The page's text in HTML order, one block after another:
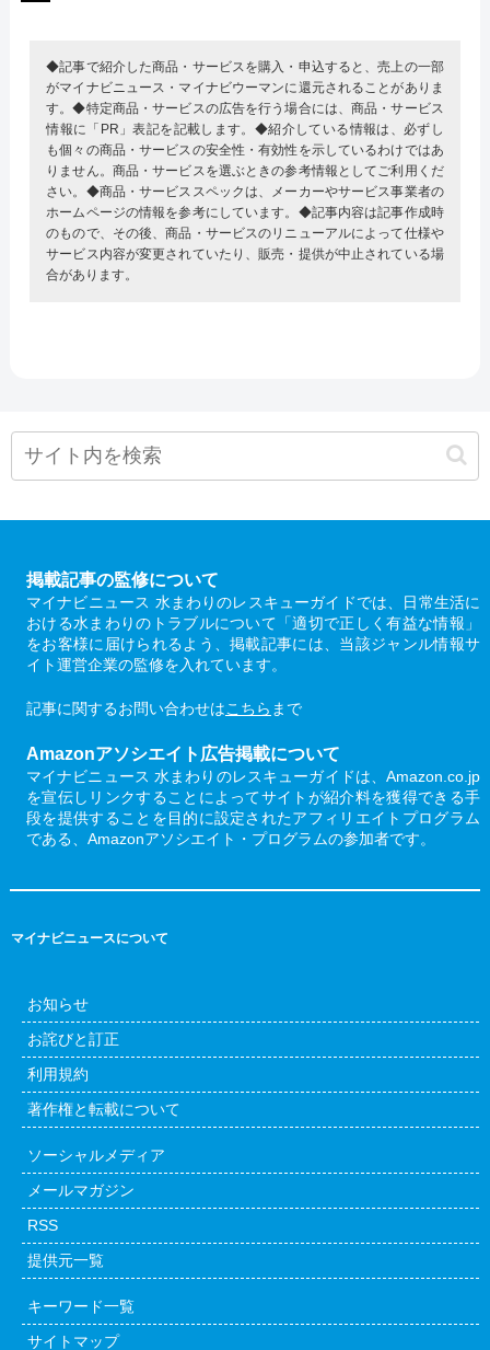
◆記事で紹介した商品・サービスを購入・申込すると、売上の一部
がマイナビニュース・マイナビウーマンに還元されることがありま
す。◆特定商品・サービスの広告を行う場合には、商品・サービス
情報に「PR」表記を記載します。◆紹介している情報は、必ずし
も個々の商品・サービスの安全性・有効性を示しているわけではあ
りません。商品・サービスを選ぶときの参考情報としてご利用くだ
さい。◆商品・サービススペックは、メーカーやサービス事業者の
ホームページの情報を参考にしています。◆記事内容は記事作成時
のもので、その後、商品・サービスのリニューアルによって仕様や
サービス内容が変更されていたり、販売・提供が中止されている場
合があります。
掲載記事の監修について
マイナビニュース 水まわりのレスキューガイドでは、日常生活に
おける水まわりのトラブルについて「適切で正しく有益な情報」
をお客様に届けられるよう、掲載記事には、当該ジャンル情報サ
イト運営企業の監修を入れています。
記事に関するお問い合わせはこちら まで
Amazonアソシエイト広告掲載について
マイナビニュース 水まわりのレスキューガイドは、Amazon.co.jp
を宣伝しリンクすることによってサイトが紹介料を獲得できる手
段を提供することを目的に設定されたアフィリエイトプログラム
である、Amazonアソシエイト・プログラムの参加者です。
マイナビニュースについて
お知らせ
お詫びと訂正
利用規約
著作権と転載について
ソーシャルメディア
メールマガジン
RSS
提供元一覧
キーワード一覧
サイトマップ